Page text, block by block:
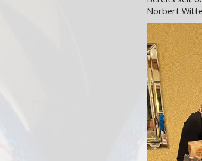
Norbert Witte